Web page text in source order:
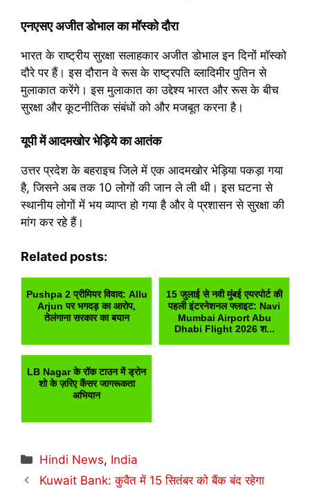
एनएसए अजीत डोभाल का मॉस्को दौरा
भारत के राष्ट्रीय सुरक्षा सलाहकार अजीत डोभाल इन दिनों मॉस्को
दौरे पर हैं। इस दौरान वे रूस के राष्ट्रपति व्लादिमीर पुतिन से
मुलाकात करेंगे। इस मुलाकात का उद्देश्य भारत और रूस के बीच
सुरक्षा और कूटनीतिक संबंधों को और मजबूत करना है।
यूपी में आदमखोर भेड़िये का आतंक
उत्तर प्रदेश के बहराइच जिले में एक आदमखोर भेड़िया पकड़ा गया
है, जिसने अब तक 10 लोगों की जान ले ली थी। इस घटना से
स्थानीय लोगों में भय व्याप्त हो गया है और वे प्रशासन से सुरक्षा की
मांग कर रहे हैं।
Related posts:
Pushpa 2 प्रीमियर विवाद: Allu
Arjun पर भगदड़ का आरोप,
तेलंगाना सरकार का बयान
15 जुलाई से नवी मुंबई एयरपोर्ट की
पहली इंटरनेशनल फ्लाइट: Navi
Mumbai Airport Abu
Dhabi Flight 2026 श...
LB Nagar के रॉक टाउन में ड्रोन
शो के ज़रिए कैंसर जागरूकता
अभियान
Categories
Hindi News, India
Kuwait Bank: कुवैत में 15 सितंबर को बैंक बंद रहेगा